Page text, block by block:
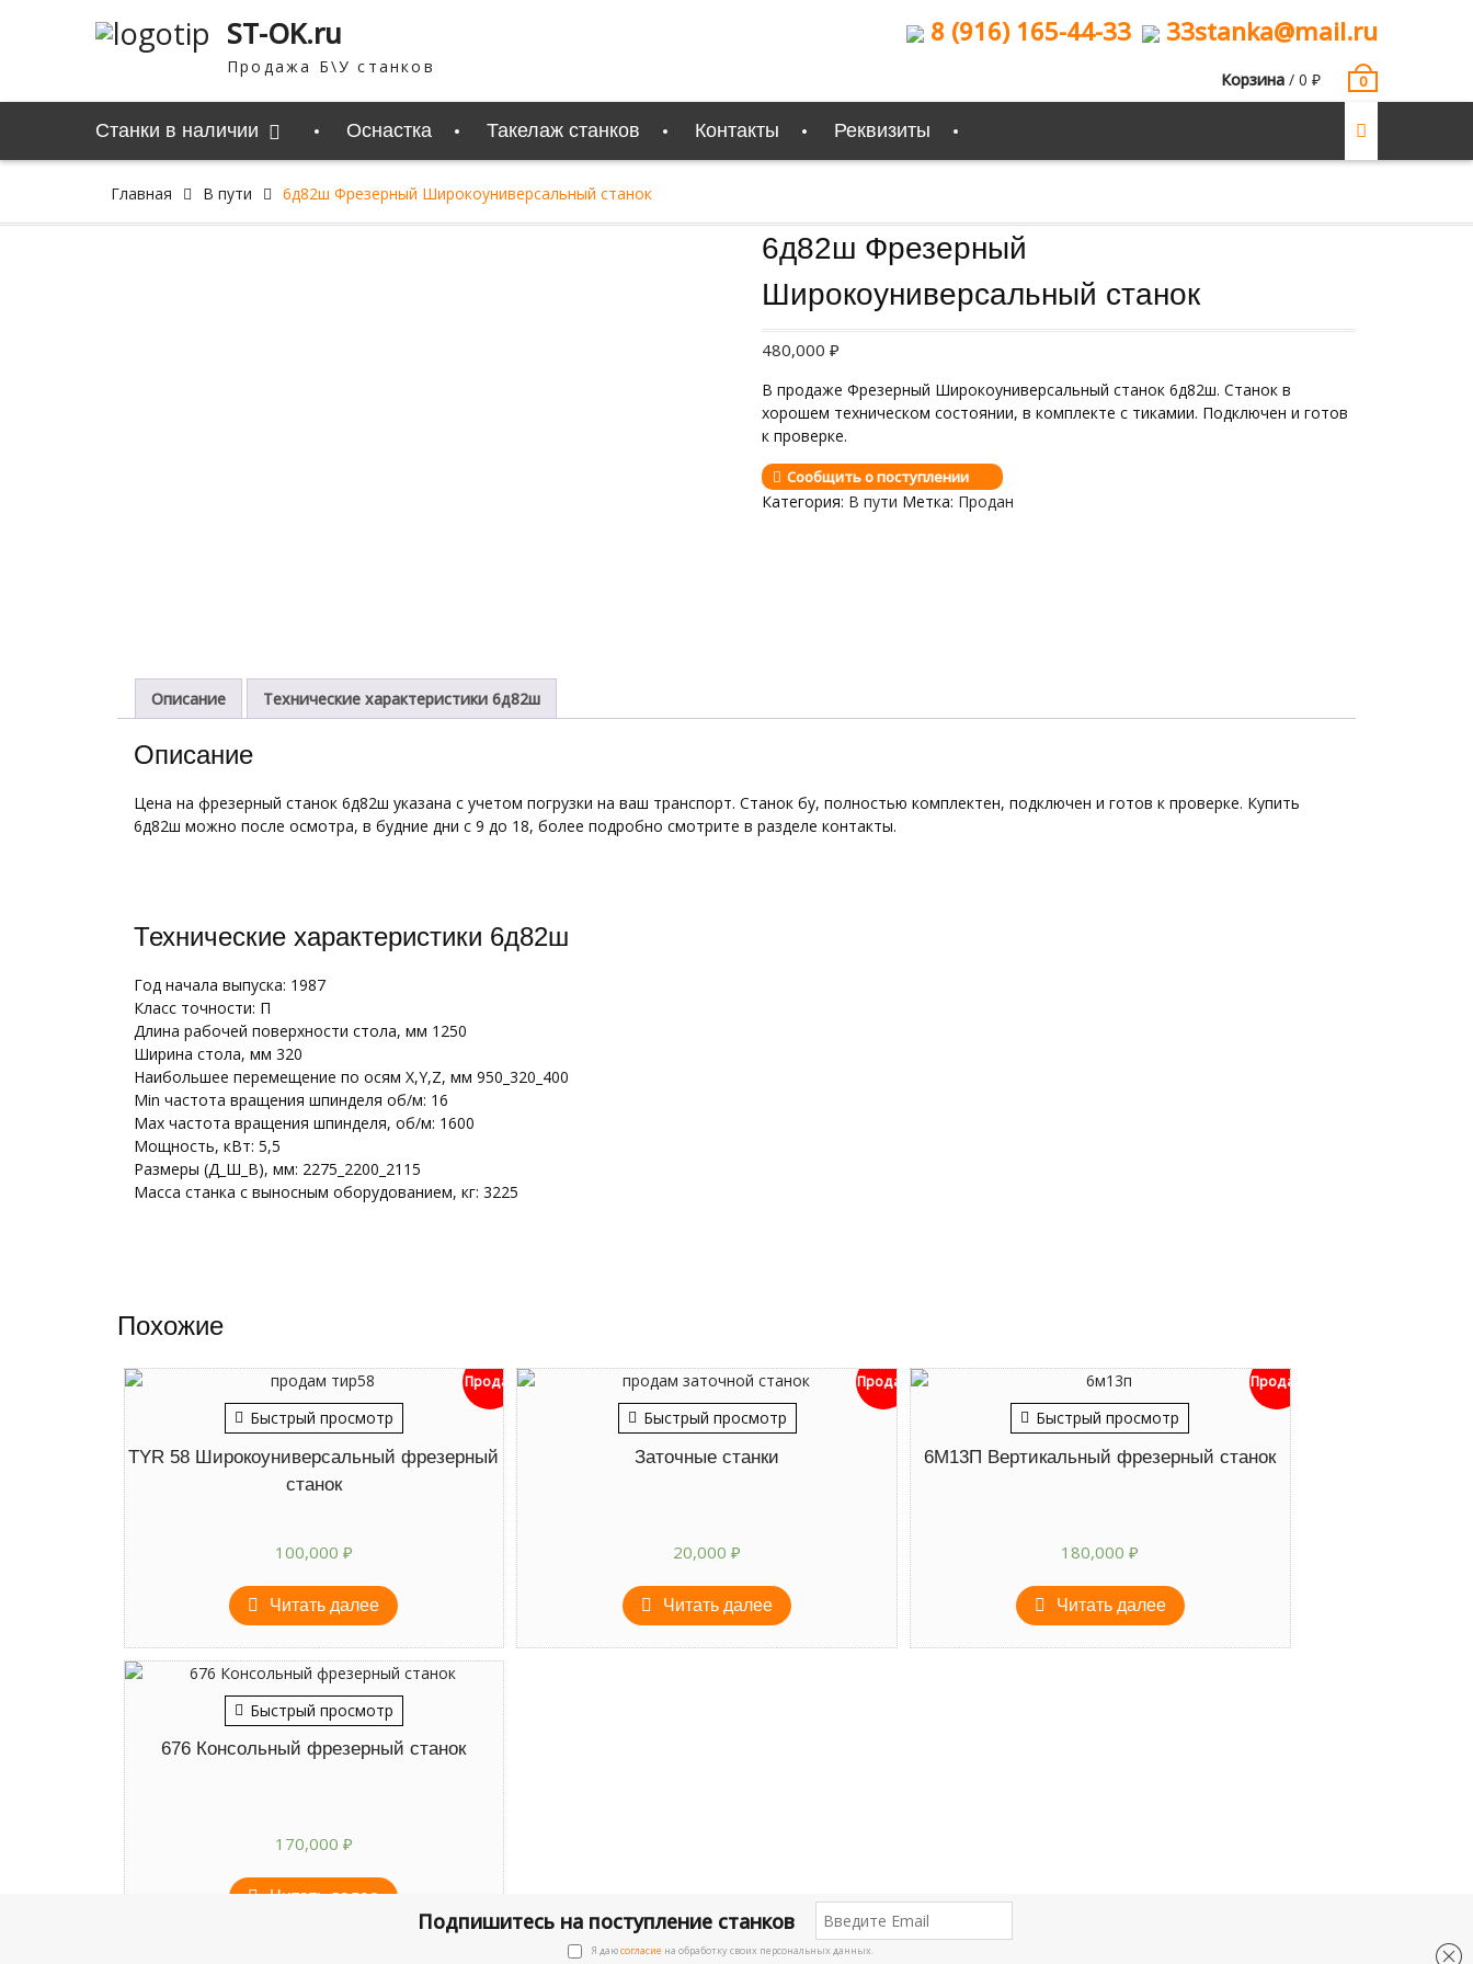
Подпишитесь на поступление станков
Я даюсогласиена обработку своих персональных данных.
ST-OK.ru
Продажа Б\У станков
8 (916) 165-44-33 33stanka@mail.ru
Корзина / 0 ₽ 0
Станки в наличии Оснастка Такелаж станков Контакты Реквизиты
Главная В пути 6д82ш Фрезерный Широкоуниверсальный станок
6д82ш Фрезерный
Широкоуниверсальный станок
480,000 ₽
В продаже Фрезерный Широкоуниверсальный станок 6д82ш. Станок в
хорошем техническом состоянии, в комплекте с тикамии. Подключен и готов
к проверке.
Сообщить о поступлении
Категория: В пути Метка: Продан
Описание Технические характеристики 6д82ш
Описание
Цена на фрезерный станок 6д82ш указана с учетом погрузки на ваш транспорт. Станок бу, полностью комплектен, подключен и готов к проверке. Купить
6д82ш можно после осмотра, в будние дни с 9 до 18, более подробно смотрите в разделе контакты.
Технические характеристики 6д82ш
Год начала выпуска: 1987
Класс точности: П
Длина рабочей поверхности стола, мм 1250
Ширина стола, мм 320
Наибольшее перемещение по осям X,Y,Z, мм 950_320_400
Min частота вращения шпинделя об/м: 16
Max частота вращения шпинделя, об/м: 1600
Мощность, кВт: 5,5
Размеры (Д_Ш_В), мм: 2275_2200_2115
Масса станка с выносным оборудованием, кг: 3225
Похожие
Быстрый просмотр
Продан
TYR 58 Широкоуниверсальный фрезерный
станок
100,000 ₽
Читать далее
Быстрый просмотр
Продан
Заточные станки
20,000₽
Читать далее
Быстрый просмотр
Продан
6М13П Вертикальный фрезерный станок
180,000₽
Читать далее
Быстрый просмотр
676 Консольный фрезерный станок
170,000 ₽
Читать далее